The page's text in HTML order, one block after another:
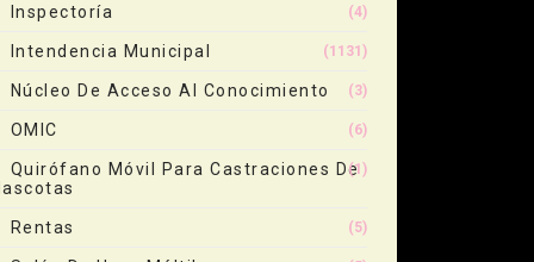
Inspectoría (4)
Intendencia Municipal (1131)
Núcleo De Acceso Al Conocimiento (3)
OMIC (6)
Quirófano Móvil Para Castraciones De(1)
Rentas (5)